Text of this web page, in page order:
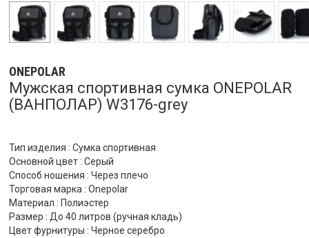
ONEPOLAR
Мужская спортивная сумка ONEPOLAR
(ВАНПОЛАР) W3176-grey
Тип изделия : Сумка спортивная
Основной цвет : Серый
Способ ношения : Через плечо
Торговая марка : Onepolar
Материал : Полиэстер
Размер : До 40 литров (ручная кладь)
Цвет фурнитуры : Черное серебро